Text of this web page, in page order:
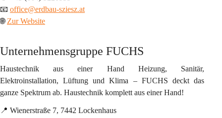
📧 office@erdbau-sziesz.at
🌐 Zur Website
Unternehmensgruppe FUCHS
Haustechnik aus einer Hand Heizung, Sanitär,
Elektroinstallation, Lüftung und Klima – FUCHS deckt das
ganze Spektrum ab. Haustechnik komplett aus einer Hand!
📍 Wienerstraße 7, 7442 Lockenhaus